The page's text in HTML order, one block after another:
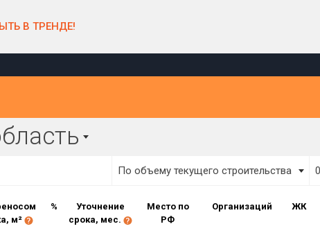
В ТРЕНДЕ!
переноса сроков ввода
до
По объему текущего строительства
м²
%
Уточнение
срока, мес.
Место по
РФ
Организаций ЖК